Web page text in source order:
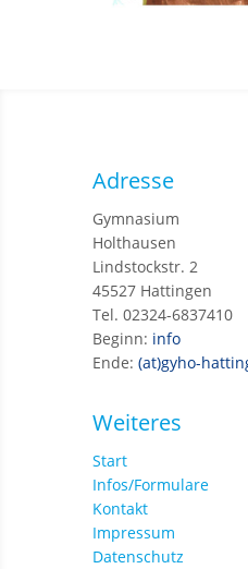
Adresse
Gymnasium
Holthausen
Lindstockstr. 2
45527 Hattingen
Tel. 02324-6837410
Beginn: info
Ende: (at)gyho-
Weiteres
Start
Infos/Formulare
Kontakt
Impressum
Datenschutz